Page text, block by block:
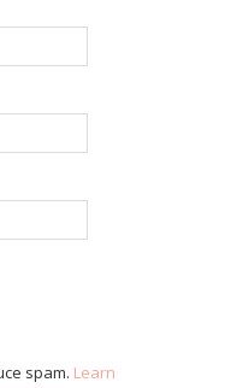
spam. Learn